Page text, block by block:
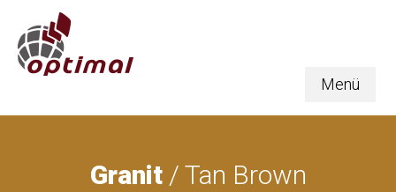
Menü
Granit/ Tan Brown